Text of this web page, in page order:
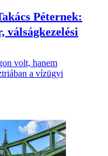
Péternek:
volt, hanem
a vízügyi